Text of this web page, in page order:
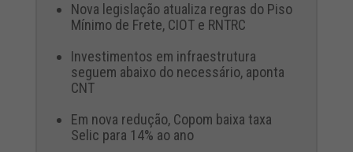
Nova legislação atualiza regras do Piso
Mínimo de Frete, CIOT e RNTRC
Investimentos em infraestrutura
seguem abaixo do necessário, aponta
CNT
Em nova redução, Copom baixa taxa
Selic para 14% ao ano